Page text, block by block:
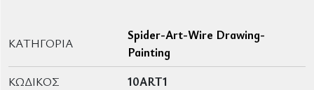
ΚΑΤΗΓΟΡΊΑ
Spider-Art-Wire Drawing-
Painting
ΚΩΔΙΚΌΣ
10ART1